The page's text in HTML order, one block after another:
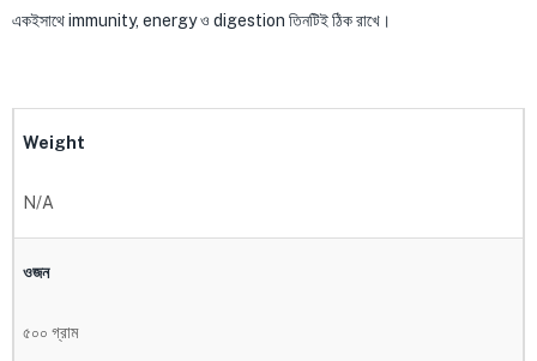
একইসাথে immunity, energy ও digestion তিনটিই ঠিক রাখে।
Weight
N/A
ওজন
৫০০ গ্রাম